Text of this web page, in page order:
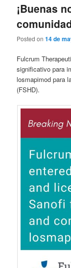
¡Buenas
Posted on14 de
Fulcrum
significativo para
losmapimod para
(FSHD).